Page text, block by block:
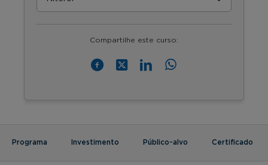
Compartilhe este curso:
Programa Investimento Público-alvo Certificado